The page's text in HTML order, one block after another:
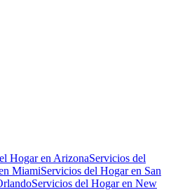
Hogar en ArizonaServicios del
MiamiServicios del Hogar en San
Servicios del Hogar en New